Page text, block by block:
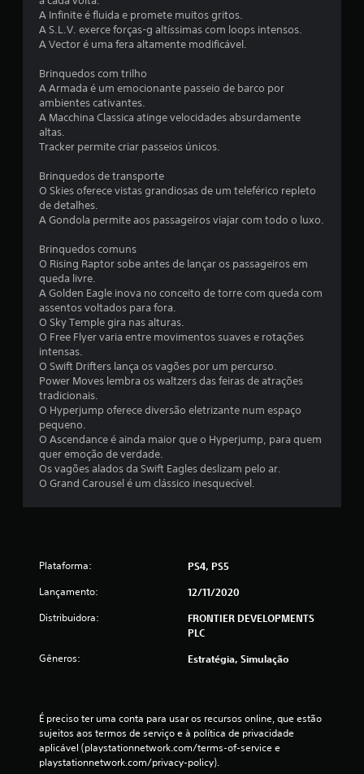
1
l
s
s
f
c
A Infinite é fluida e promete muitos gritos.
A S.L.V. exerce forças-g altíssimas com loops intensos.
A Vector é uma fera altamente modificável.
Brinquedos com trilho
A Armada é um emocionante passeio de barco por
ambientes cativantes.
A Macchina Classica atinge velocidades absurdamente
altas.
Tracker permite criar passeios únicos.
Brinquedos de transporte
O Skies oferece vistas grandiosas de um teleférico repleto
de detalhes.
A Gondola permite aos passageiros viajar com todo o luxo.
Brinquedos comuns
O Rising Raptor sobe antes de lançar os passageiros em
queda livre.
A Golden Eagle inova no conceito de torre com queda com
assentos voltados para fora.
O Sky Temple gira nas alturas.
O Free Flyer varia entre movimentos suaves e rotações
intensas.
O Swift Drifters lança os vagões por um percurso.
Power Moves lembra os waltzers das feiras de atrações
tradicionais.
O Hyperjump oferece diversão eletrizante num espaço
pequeno.
O Ascendance é ainda maior que o Hyperjump, para quem
quer emoção de verdade.
Os vagões alados da Swift Eagles deslizam pelo ar.
O Grand Carousel é um clássico inesquecível.
Plataforma: PS4, PS5
Lançamento: 12/11/2020
Distribuidora:
FRONTIER DEVELOPMENTS
PLC
Gêneros: Estratégia, Simulação
É preciso ter uma conta para usar os recursos online, que estão
sujeitos aos termos de serviço e à política de privacidade
aplicável (playstationnetwork.com/terms-of-service e
playstationnetwork.com/privacy-policy).